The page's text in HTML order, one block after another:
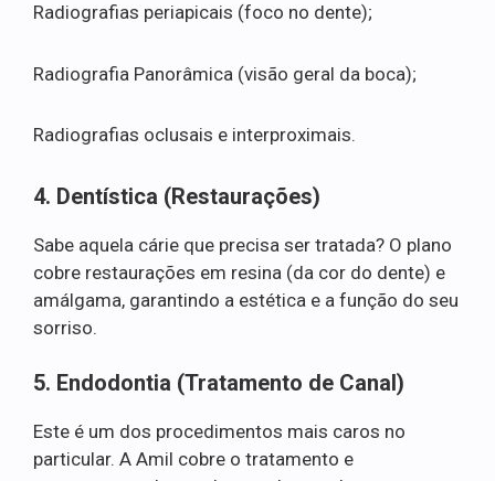
Radiografias periapicais (foco no dente);
Radiografia Panorâmica (visão geral da boca);
Radiografias oclusais e interproximais.
4. Dentística (Restaurações)
Sabe aquela cárie que precisa ser tratada? O plano
cobre restaurações em resina (da cor do dente) e
amálgama, garantindo a estética e a função do seu
sorriso.
5. Endodontia (Tratamento de Canal)
Este é um dos procedimentos mais caros no
particular. A Amil cobre o tratamento e